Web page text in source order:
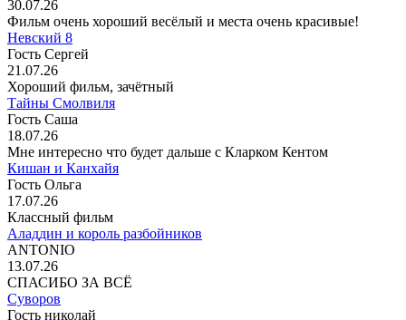
30.07.26
Фильм очень хороший весёлый и места очень красивые!
Невский 8
Гость Сергей
21.07.26
Хороший фильм, зачётный
Тайны Смолвиля
Гость Саша
18.07.26
Мне интересно что будет дальше с Кларком Кентом
Кишан и Канхайя
Гость Ольга
17.07.26
Классный фильм
Аладдин и король разбойников
ANTONIO
13.07.26
СПАСИБО ЗА ВСЁ
Суворов
Гость николай